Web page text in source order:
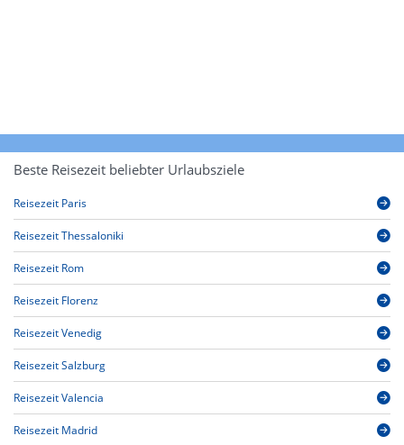
Beste Reisezeit beliebter Urlaubsziele
Reisezeit Paris
Reisezeit Thessaloniki
Reisezeit Rom
Reisezeit Florenz
Reisezeit Venedig
Reisezeit Salzburg
Reisezeit Valencia
Reisezeit Madrid